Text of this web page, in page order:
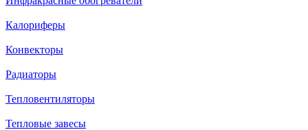
Калориферы
Конвекторы
Радиаторы
Тепловентиляторы
Тепловые завесы